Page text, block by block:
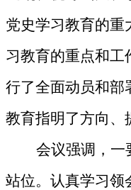
党史学习教育的重
习教育的重点和工
行了全面动员和部
教育指明了方向、
会议强调，一
站位。认真学习领